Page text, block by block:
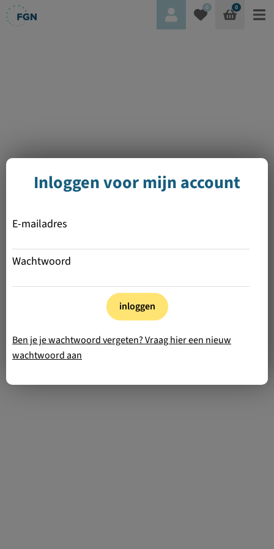
0 0
Inloggen voor mijn account
E-mailadres
Wachtwoord
inloggen
Ben je je wachtwoord vergeten? Vraag hier een nieuw
wachtwoord aan